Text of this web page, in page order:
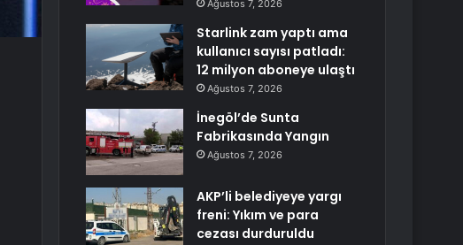
Ağustos 7, 2026
Starlink zam yaptı ama
kullanıcı sayısı patladı:
12 milyon aboneye ulaştı
Ağustos 7, 2026
İnegöl’de Sunta
Fabrikasında Yangın
Ağustos 7, 2026
AKP’li belediyeye yargı
freni: Yıkım ve para
cezası durduruldu